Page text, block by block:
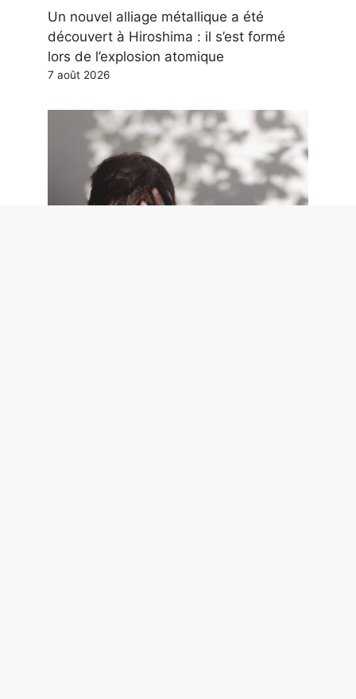
Un nouvel alliage métallique a été
découvert à Hiroshima : il s’est formé
lors de l’explosion atomique
7 août 2026